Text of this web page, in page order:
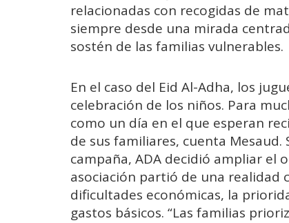
relacionadas con recogidas de
siempre desde una mirada
sostén de las familias vulnerables.
En el caso del Eid Al-Adha, los
celebración de los niños. Para
como un día en el que esperan
de sus familiares, cuenta
campaña, ADA decidió ampliar el
asociación partió de una realidad
dificultades económicas, la
gastos básicos. “Las familias